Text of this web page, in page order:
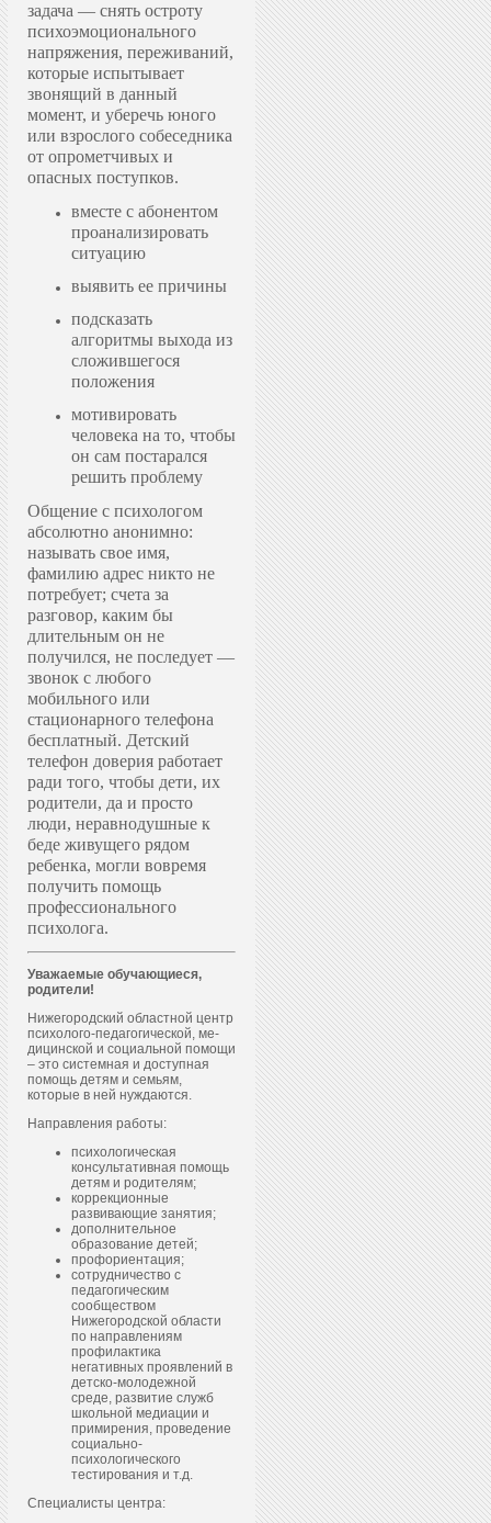
задача — снять остроту
психоэмоционального
напряжения, переживаний,
которые испытывает
звонящий в данный
момент, и уберечь юного
или взрослого собеседника
от опрометчивых и
опасных поступков.
вместе с абонентом
проанализировать
ситуацию
выявить ее причины
подсказать
алгоритмы выхода из
сложившегося
положения
мотивировать
человека на то, чтобы
он сам постарался
решить проблему
Общение с психологом
абсолютно анонимно:
называть свое имя,
фамилию адрес никто не
потребует; счета за
разговор, каким бы
длительным он не
получился, не последует —
звонок с любого
мобильного или
стационарного телефона
бесплатный. Детский
телефон доверия работает
ради того, чтобы дети, их
родители, да и просто
люди, неравнодушные к
беде живущего рядом
ребенка, могли вовремя
получить помощь
профессионального
психолога.
Уважаемые обучающиеся,
родители!
Нижегородский областной центр
пси­холо­го-пе­даго­гичес­кой, ме­
дицин­ской и со­ци­аль­ной по­мощи
– это системная и доступная
помощь детям и семьям,
которые в ней нуждаются.
Направления работы:
психологическая
консультативная помощь
детям и родителям;
коррекционные
развивающие занятия;
дополнительное
образование детей;
профориентация;
сотрудничество с
педагогическим
сообществом
Нижегородской области
по направлениям
профилактика
негативных проявлений в
детско-молодежной
среде, развитие служб
школьной медиации и
примирения, проведение
социально-
психологического
тестирования и т.д.
Специалисты центра: